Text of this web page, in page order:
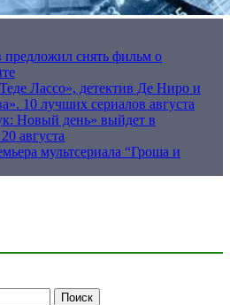
предложил снять фильм о
Лассо», детектив Де Ниро и
10 лучших сериалов августа
Новый день» выйдет в
августа
мультсериала “Гроша и